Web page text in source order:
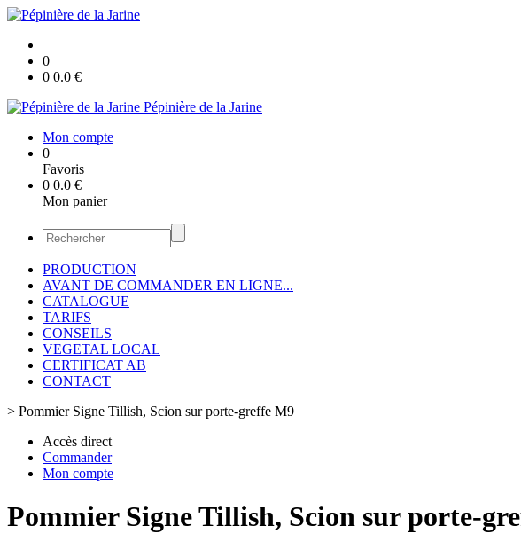
0
0 0.0 €
Pépinière de la Jarine
Mon compte
0
Favoris
0 0.0 €
Mon panier
PRODUCTION
AVANT DE COMMANDER EN LIGNE...
CATALOGUE
TARIFS
CONSEILS
VEGETAL LOCAL
CERTIFICAT AB
CONTACT
> Pommier Signe Tillish, Scion sur porte-greffe M9
Accès direct
Commander
Mon compte
Pommier Signe Tillish, Scion sur porte-